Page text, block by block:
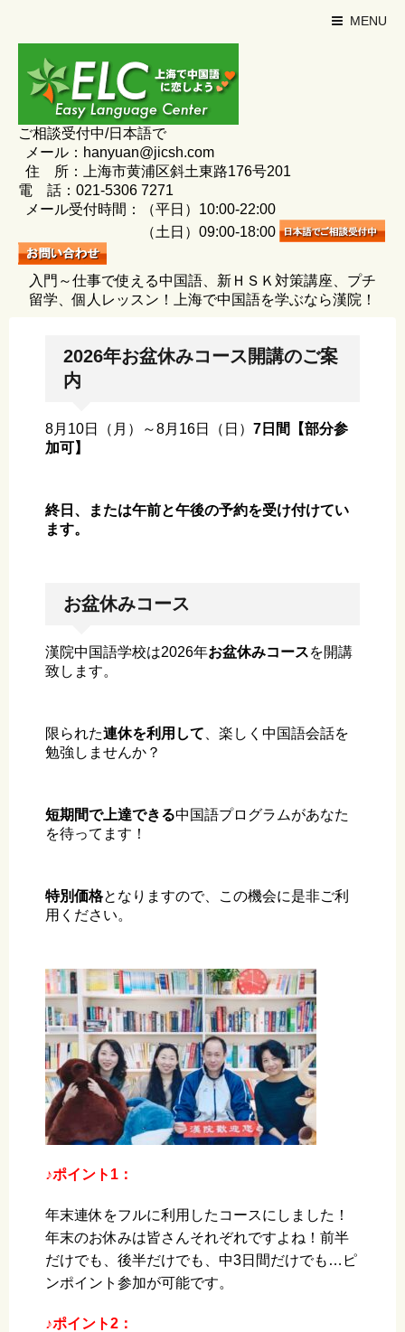
MENU
ご相談受付中/日本語で
メール：hanyuan@jicsh.com
住 所：上海市黄浦区斜土東路176号201
電 話：021-5306 7271
メール受付時間：（平日）10:00-22:00
（土日）09:00-18:00
入門～仕事で使える中国語、新ＨＳＫ対策講座、プチ
留学、個人レッスン！上海で中国語を学ぶなら漢院！
2026年お盆休みコース開講のご案
内
8月10日（月）～8月16日（日） 7日間【部分参
加可】
終日、または午前と午後の予約を受け付けてい
ます。
お盆休みコース
漢院中国語学校は2026年お盆休みコースを開講
致します。
限られた連休を利用して 、楽しく中国語会話を
勉強しませんか？
短期間で上達できる中国語プログラムがあなた
を待ってます！
特別価格となりますので、この機会に是非ご利
用ください。
♪ポイント1：
年末連休をフルに利用したコースにしました！
年末のお休みは皆さんそれぞれですよね！前半
だけでも、後半だけでも、中3日間だけでも…ピ
ンポイント参加が可能です。
♪ポイント2：